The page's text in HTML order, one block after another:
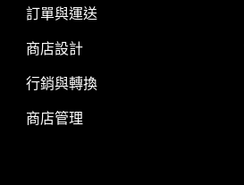
訂單與運送
商店設計
行銷與轉換
商店管理